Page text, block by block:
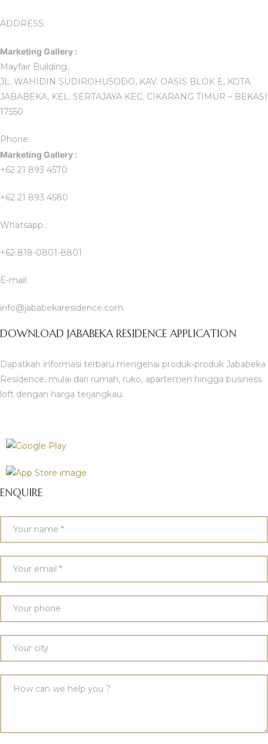
ADDRESS:
Marketing Gallery :
Mayfair Building,
JL. WAHIDIN SUDIROHUSODO, KAV. OASIS BLOK E, KOTA
JABABEKA, KEL. SERTAJAYA KEC. CIKARANG TIMUR – BEKASI
17550
Phone:
Marketing Gallery :
+62 21 893 4570
+62 21 893 4580
Whatsapp :
+62 818-0801-8801
E-mail:
info@jababekaresidence.com
DOWNLOAD JABABEKA RESIDENCE APPLICATION
Dapatkan informasi terbaru mengenai produk-produk Jababeka
Residence, mulai dari rumah, ruko, apartemen hingga business
loft dengan harga terjangkau.
ENQUIRE